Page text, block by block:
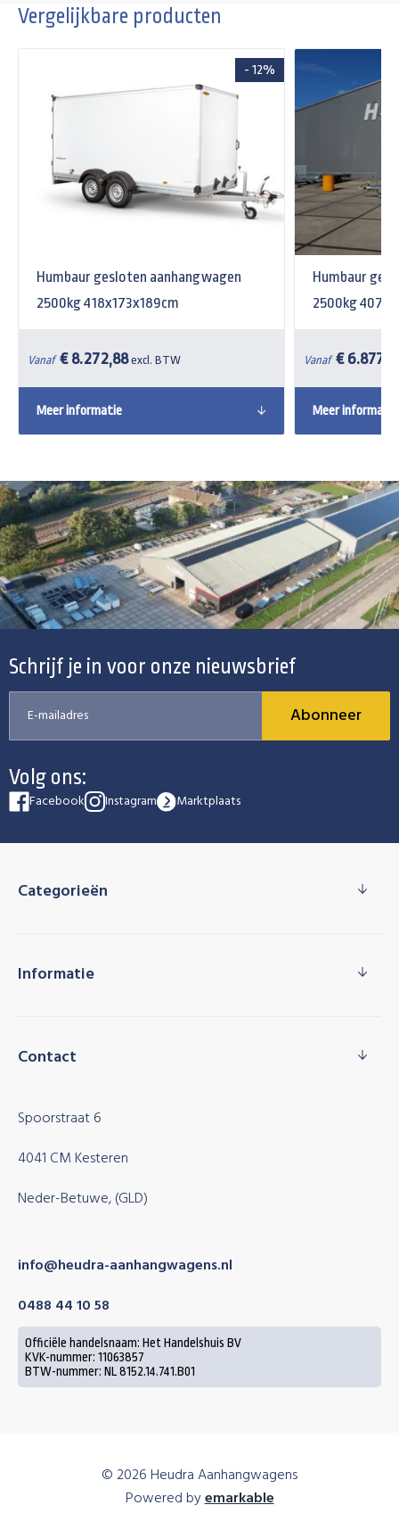
Vergelijkbare producten
- 12%
Humbaur gesloten aanhangwagen
2500kg 418x173x189cm
Vanaf € 8.272,88 excl. BTW
Meer informatie
Humbaur
2500kg
Vanaf €
Meer informatie
Schrijf je in voor onze nieuwsbrief
Abonneer
Volg ons:
Facebook Instagram Marktplaats
Categorieën
Informatie
Contact
Spoorstraat 6
4041 CM Kesteren
Neder-Betuwe, (GLD)
info@heudra-aanhangwagens.nl
0488 44 10 58
Officiële handelsnaam: Het Handelshuis BV
KVK-nummer: 11063857
BTW-nummer: NL 8152.14.741.B01
© 2026 Heudra Aanhangwagens
Powered byemarkable